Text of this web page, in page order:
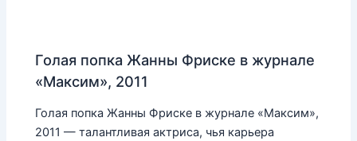
Голая попка Жанны Фриске в журнале
«Максим», 2011
Голая попка Жанны Фриске в журнале «Максим»,
2011 — талантливая актриса, чья карьера